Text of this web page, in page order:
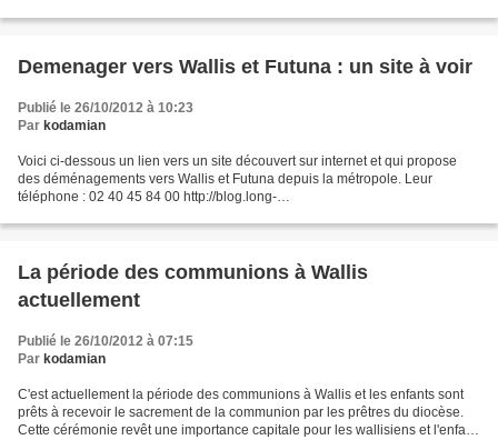
Demenager vers Wallis et Futuna : un site à voir
Publié le 26/10/2012 à 10:23
Par kodamian
Voici ci-dessous un lien vers un site découvert sur internet et qui propose
des déménagements vers Wallis et Futuna depuis la métropole. Leur
téléphone : 02 40 45 84 00 http://blog.long-
La période des communions à Wallis
actuellement
Publié le 26/10/2012 à 07:15
Par kodamian
C'est actuellement la période des communions à Wallis et les enfants sont
prêts à recevoir le sacrement de la communion par les prêtres du diocèse.
Cette cérémonie revêt une importance capitale pour les wallisiens et l'enfant